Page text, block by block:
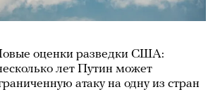
оценки разведки США:
лет Путин может
атаку на одну из стран